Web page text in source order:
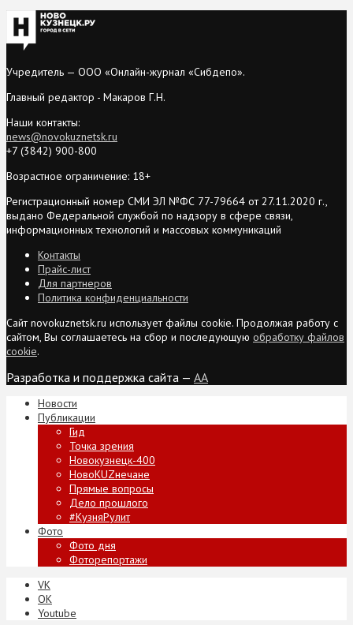
Учредитель — ООО «Онлайн-журнал «Сибдепо».
Главный редактор - Макаров Г.Н.
Наши контакты:
news@novokuznetsk.ru
+7 (3842) 900-800
Возрастное ограничение: 18+
Регистрационный номер СМИ ЭЛ №ФС 77-79664 от 27.11.2020 г.,
выдано Федеральной службой по надзору в сфере связи,
информационных технологий и массовых коммуникаций
Контакты
Прайс-лист
Для партнеров
Политика конфиденциальности
Сайт novokuznetsk.ru использует файлы cookie. Продолжая работу с
сайтом, Вы соглашаетесь на сбор и последующую обработку файлов
cookie.
Разработка и поддержка сайта — AA
Новости
Публикации
Гид
Точка зрения
Новокузнецк-400
НовоKUZнечане
Прямые вопросы
Дело прошлого
#КузняРулит
Фото
Фото дня
Фоторепортажи
VK
ОК
Youtube